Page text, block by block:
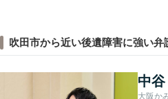
吹田市から近い後遺障害に強い弁
中
大阪か